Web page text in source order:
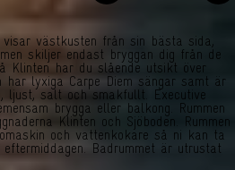
västkusten från sin bästa sida,
skiljer endast bryggan dig från de
Klinten har du slående utsikt över
har lyxiga Carpe Diem sängar samt är
ljust, salt och smakfullt. Executive
brygga eller balkong. Rummen
Klinten och Sjöboden. Rummen
och vattenkokare så ni kan ta
Badrummet är utrustat